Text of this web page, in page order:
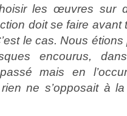
les œuvres sur
doit se faire
le cas. Nous
encourus,
mais en
ne s’opposait à